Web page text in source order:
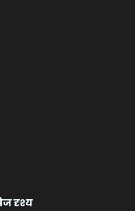
दृश्य